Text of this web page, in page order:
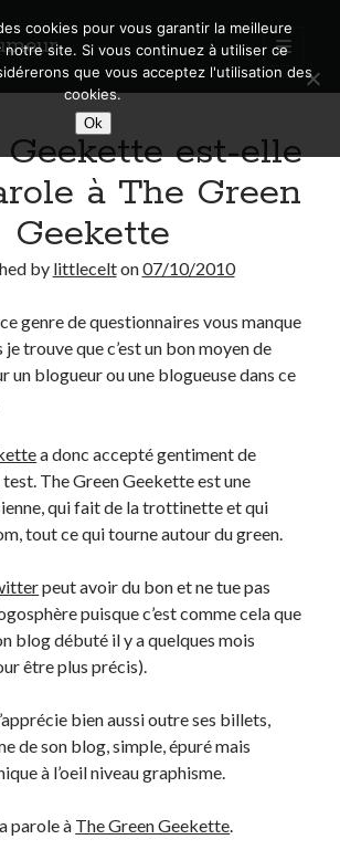
open
primary
menu
Métropole et Caluire, mon choix pour l’avenir
Enchantés à Vélo : Aventures Familiales près de
Ducher ?
T’as vu quoi ? #52
avant… à Lyon
j’ai opéré ma vélorution toute personnelle
j’ai opéré ma vélorution toute personnelle
T’as vu quoi ? #52
est-elle
à The Green
Geekette
by littlecelton07/10/2010
ce genre de questionnaires vous manque
trouve que c’est un bon moyen de
un blogueur ou une blogueuse dans ce
a donc accepté gentiment de
The Green Geekette est une
qui fait de la trottinette et qui
tout ce qui tourne autour du green.
peut avoir du bon et ne tue pas
puisque c’est comme cela que
blog débuté il y a quelques mois
être plus précis).
bien aussi outre ses billets,
de son blog, simple, épuré mais
à l’oeil niveau graphisme.
parole à The Green Geekette.
cookies pour vous garantir la meilleure
notre site. Si vous continuez à utiliser ce
que vous acceptez l'utilisation des
cookies.
Ok